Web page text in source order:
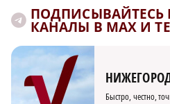
КАНАЛЫ В MAX И
Быстро, честно,